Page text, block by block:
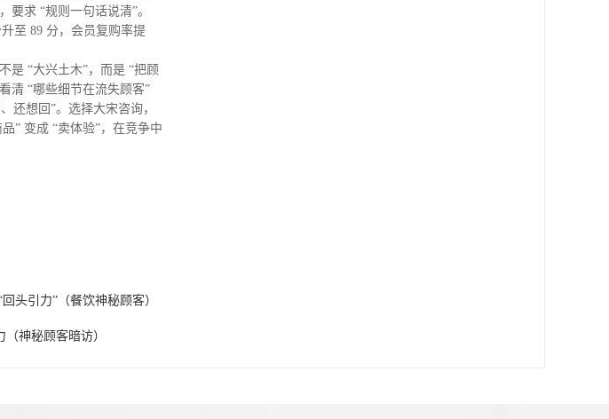
要求 “规则一句话说清”。
至 89 分，会员复购率提
是 “大兴土木”，而是 “把顾
清 “哪些细节在流失顾客”
还想回”。选择大宋咨询，
” 变成 “卖体验”，在竞争中
头引力”（餐饮神秘顾客）
神秘顾客暗访）